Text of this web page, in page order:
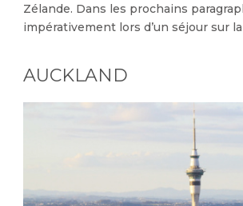
Zélande. Dans les prochains
impérativement lors d’un séjour sur
AUCKLAND